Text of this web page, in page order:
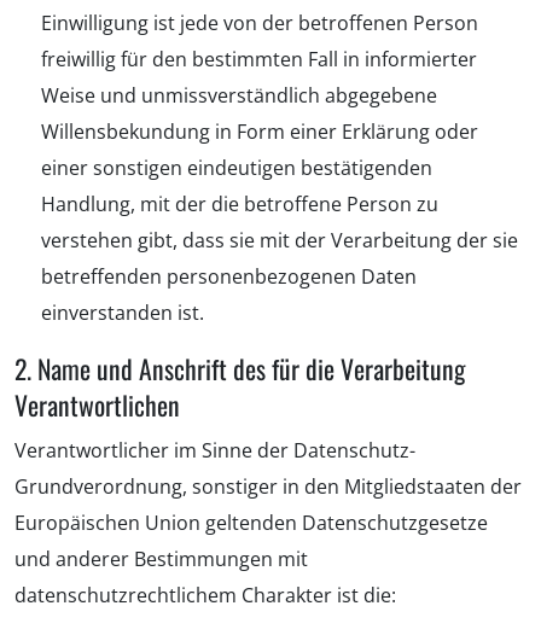
Einwilligung ist jede von der betroffenen Person
freiwillig für den bestimmten Fall in informierter
Weise und unmissverständlich abgegebene
Willensbekundung in Form einer Erklärung oder
einer sonstigen eindeutigen bestätigenden
Handlung, mit der die betroffene Person zu
verstehen gibt, dass sie mit der Verarbeitung der sie
betreffenden personenbezogenen Daten
einverstanden ist.
2. Name und Anschrift des für die Verarbeitung
Verantwortlichen
Verantwortlicher im Sinne der Datenschutz-
Grundverordnung, sonstiger in den Mitgliedstaaten der
Europäischen Union geltenden Datenschutzgesetze
und anderer Bestimmungen mit
datenschutzrechtlichem Charakter ist die: